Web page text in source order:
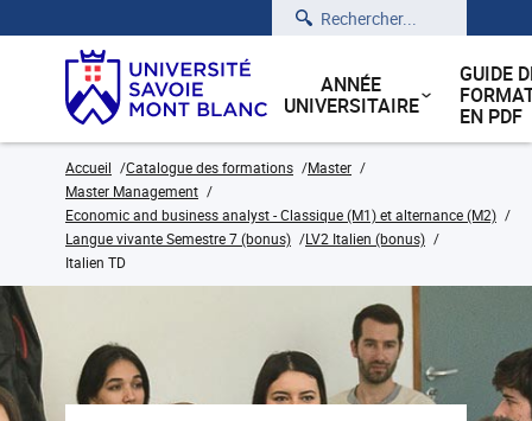
Rechercher
ANNÉE
UNIVERSITAIRE
GUIDE
EN PDF
Accueil Catalogue des formations
Master
Master Management
Economic and business analyst - Classique (M1) et alternance (M2)
Langue vivante Semestre 7 (bonus)
LV2 Italien (bonus)
Italien TD